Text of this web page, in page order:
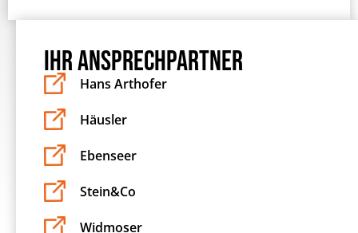
IHR ANSPRECHPARTNER
Hans Arthofer
Häusler
Ebenseer
Stein&Co
Widmoser